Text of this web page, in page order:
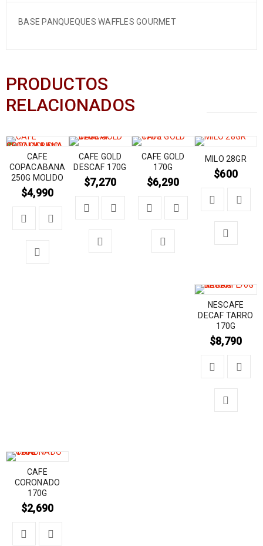
BASE PANQUEQUES WAFFLES GOURMET
PRODUCTOS
RELACIONADOS
CAFE
COPACABANA
250G MOLIDO
$4,990
CAFE GOLD
DESCAF 170G
$7,270
CAFE GOLD
170G
$6,290
MILO 28GR
$600
NESCAFE
DECAF TARRO
170G
$8,790
CAFE
CORONADO
170G
$2,690